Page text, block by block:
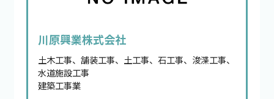
川原興業株式会社
土木工事、舗装工事、土工事、石工事、浚渫工事、
水道施設工事
建築工事業